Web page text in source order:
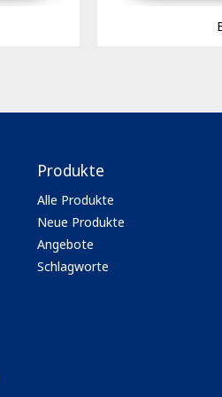
Produkte
Alle Produkte
Neue Produkte
Angebote
Schlagworte